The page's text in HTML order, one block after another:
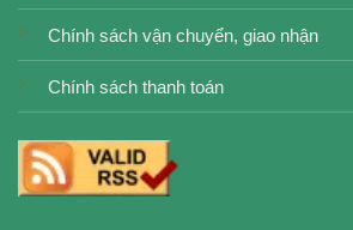
Chính sách vận chuyển, giao nhận
Chính sách thanh toán